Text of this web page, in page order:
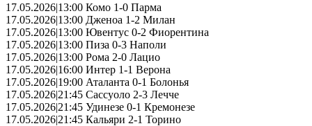
17.05.2026|13:00 Комо 1-0 Парма
17.05.2026|13:00 Дженоа 1-2 Милан
17.05.2026|13:00 Ювентус 0-2 Фиорентина
17.05.2026|13:00 Пиза 0-3 Наполи
17.05.2026|13:00 Рома 2-0 Лацио
17.05.2026|16:00 Интер 1-1 Верона
17.05.2026|19:00 Аталанта 0-1 Болонья
17.05.2026|21:45 Сассуоло 2-3 Лечче
17.05.2026|21:45 Удинезе 0-1 Кремонезе
17.05.2026|21:45 Кальяри 2-1 Торино